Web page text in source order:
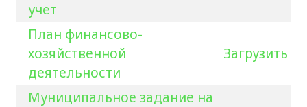
учет
План финансово-
хозяйственной
деятельности
Загрузить
Муниципальное задание на